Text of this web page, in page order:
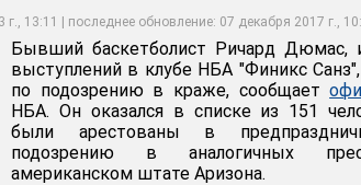
13:11 | последнее обновление: 07 декабря 2017 г.,
товаров на 800 долларов
Бывший баскетболист Ричард
выступлений в клубе НБА "Финикс
по подозрению в краже, сообщает
НБА. Он оказался в списке из 151
были арестованы в
подозрению в аналогичных
американском штате Аризона.